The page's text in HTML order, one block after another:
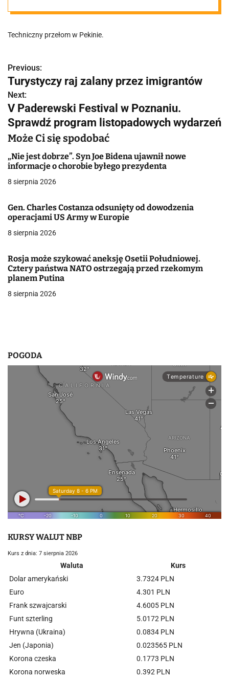
Techniczny przełom w Pekinie.
N
a
w
i
a
c
j
a
p
i
Previous:
Turystyczy raj zalany przez imigrantów
Next:
V Paderewski Festival w Poznaniu.
Sprawdź program listopadowych wydarzeń
Może Ci się spodobać
„Nie jest dobrze”. Syn Joe Bidena ujawnił nowe
informacje o chorobie byłego prezydenta
8 sierpnia 2026
Gen. Charles Costanza odsunięty od dowodzenia
operacjami US Army w Europie
8 sierpnia 2026
Rosja może szykować aneksję Osetii Południowej.
Cztery państwa NATO ostrzegają przed rzekomym
planem Putina
8 sierpnia 2026
POGODA
KURSY WALUT NBP
Kurs z dnia: 7 sierpnia 2026
Waluta
Kurs
Dolar amerykański
3.7324 PLN
Euro
4.301 PLN
Frank szwajcarski
4.6005 PLN
Funt szterling
5.0172 PLN
Hrywna (Ukraina)
0.0834 PLN
Jen (Japonia)
0.023565 PLN
Korona czeska
0.1773 PLN
Korona norweska
0.392 PLN